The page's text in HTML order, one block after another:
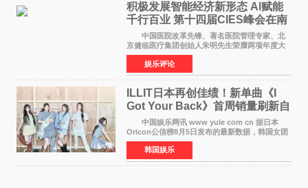
积极发展智能经济新形态 Al赋能
千行百业 第十四届CIES峰会在南
京盛大召开
中国医院改革先锋、著名医院管理专家、北
京健临医疗集团创始人朱明先生荣膺两项年度大
奖 2026年7月31日，盛夏金陵，长江之畔，
以重落地·真务实·强链接为主题的2026&lsquo;人
工智能+&rsquo
娱乐评论
ILLIT日本再创佳绩！新单曲《I
Got Your Back》首周销量刷新自
身纪录
中国娱乐网讯 www yule com cn 据日本
Oricon公信榜8月5日发布的最新数据，韩国女团
ILLIT在日本发行的第二张单曲《I Got Your
Back》首周销量达到71,009张，成功跻身最新一
期周单曲排行
韩国娱乐